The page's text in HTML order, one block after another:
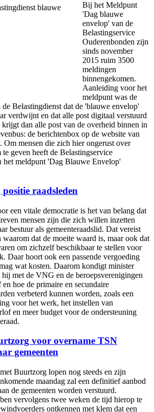
Bij het Meldpunt
'Dag blauwe
envelop' van de
Belastingservice
Ouderenbonden zijn
sinds november
2015 ruim 3500
meldingen
binnengekomen.
Aanleiding voor het
meldpunt was de
Belastingdienst dat de 'blauwe envelop'
verdwijnt en dat alle post digitaal verstuurd
dan alle post van de overheid binnen in
de berichtenbox op de website van
Om mensen die zich hier ongerust over
te geven heeft de Belastingservice
het meldpunt 'Dag Blauwe Envelop'
raadsleden
een vitale democratie is het van belang dat
mensen zijn die zich willen inzetten
bestuur als gemeenteraadslid. Dat vereist
waarom dat de moeite waard is, maar ook dat
om zichzelf beschikbaar te stellen voor
Daar hoort ook een passende vergoeding
wat kosten. Daarom kondigt minister
hij met de VNG en de beroepsverenigingen
hoe de primaire en secundaire
verbeterd kunnen worden, zoals een
voor het werk, het instellen van
en meer budget voor de ondersteuning
voor overname TSN
gemeenten
Buurtzorg lopen nog steeds en zijn
maandag zal een definitief aanbod
de gemeenten worden verstuurd.
vervolgens twee weken de tijd hierop te
ontkennen met klem dat een